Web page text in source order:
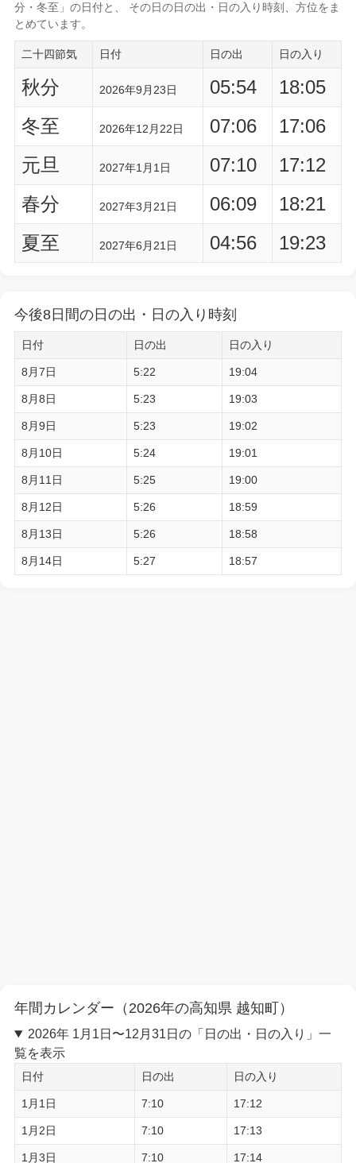
分・冬至」の日付と、 その日の日の出・日の入り時刻
、方位をま
とめています。
二十四節気 日付 日の出 日の入り
秋分 2026年9月23日 05:54
18:05
冬至
2026年12月22日 07:06
17:06
元旦
2027年1月1日 07:10
17:12
春分
2027年3月21日 06:09
18:21
夏至
2027年6月21日 04:56 19:23
今後8日間の日の出・日の入り時刻
日付 日の出 日の入り
8月7日 5:22 19:04
8月8日 5:23 19:03
8月9日 5:23 19:02
8月10日 5:24 19:01
8月11日 5:25 19:00
8月12日 5:26 18:59
8月13日 5:26 18:58
8月14日 5:27 18:57
年間カレンダー（2026年の高知県 越知町）
2026年 1月1日〜12月31日の「日の出・日の入り」一
覧を表示
日付 日の出 日の入り
1月1日 7:10 17:12
1月2日 7:10 17:13
1月3日 7:10 17:14